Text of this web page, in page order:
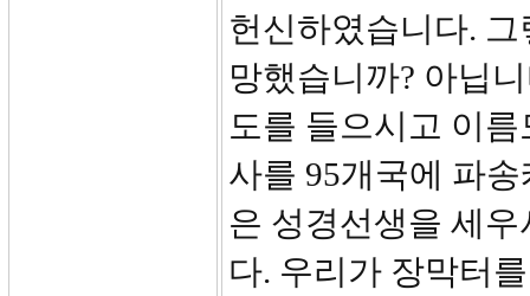
헌신하였습니다.
망했습니까? 아닙
도를 들으시고 이
사를 95개국에 파
은 성경선생을 세
다. 우리가 장막터